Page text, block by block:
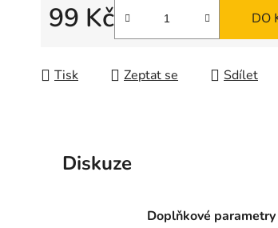
hvězdiček.
99 Kč
Měrná cena:
DO
Tisk Zeptat se Sdílet
Diskuze
Doplňkové parametry